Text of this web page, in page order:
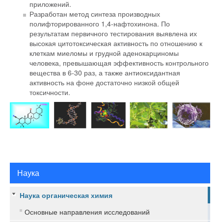
приложений.
Разработан метод синтеза производных
полифторированного 1,4-нафтохинона. По
результатам первичного тестирования выявлена их
высокая цитотоксическая активность по отношению к
клеткам миеломы и грудной аденокарциномы
человека, превышающая эффективность контрольного
вещества в 6-30 раз, а также антиоксидантная
активность на фоне достаточно низкой общей
токсичности.
Наука
Наука органическая химия
Основные направления исследований